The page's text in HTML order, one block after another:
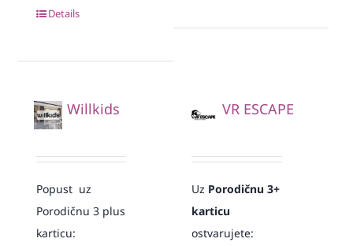
Details
Willkids
Popust uz
Porodičnu 3 plus
karticu:
VR ESCAPE
Uz Porodičnu 3+
karticu
ostvarujete: